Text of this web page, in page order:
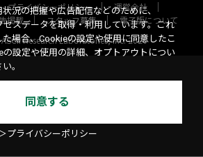
プライバシーポリシー
運営会社
掲載 スタッフ募集
電子版について
Research Laboratories, Inc. 2026
況の把握や広告配信などのために、
スデータを取得・利用しています。これ
場合、Cookieの設定や使用に同意したこ
の設定や使用の詳細、オプトアウトについ
。
同意する
プライバシーポリシー